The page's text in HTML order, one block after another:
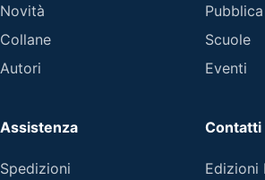
Novità
Collane
Autori
Scuole
Eventi
Assistenza
Spedizioni
Contatti
Edizioni